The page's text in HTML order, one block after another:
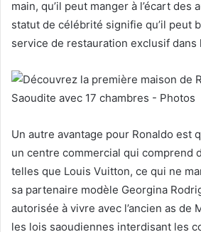
main, qu’il peut manger à l’écart des
statut de célébrité signifie qu’il peut
service de restauration exclusif dans
Un autre avantage pour Ronaldo est
un centre commercial qui comprend
telles que Louis Vuitton, ce qui ne
sa partenaire modèle Georgina
autorisée à vivre avec l’ancien as de
les lois saoudiennes interdisant les